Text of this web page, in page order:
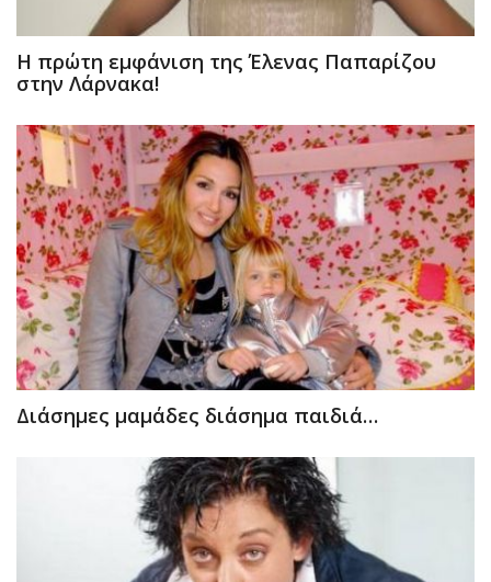
Η πρώτη εμφάνιση της Έλενας Παπαρίζου
στην Λάρνακα!
Διάσημες μαμάδες διάσημα παιδιά…